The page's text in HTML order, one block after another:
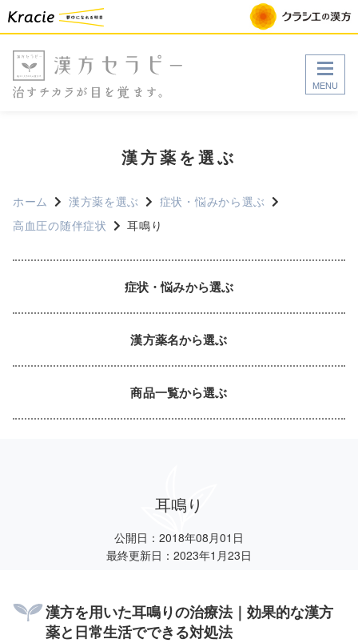
MENU
漢方薬を選ぶ
ホーム 漢方薬を選ぶ
症状・悩みから選ぶ
高血圧の随伴症状
耳鳴り
症状・悩みから選ぶ
漢方薬名から選ぶ
商品一覧から選ぶ
耳鳴り
公開日：2018年08月01日
最終更新日：2023年1月23日
漢方を用いた耳鳴りの治療法｜効果的な漢方
薬と日常生活でできる対処法